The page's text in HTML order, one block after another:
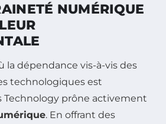
NUMÉRIQUE
la dépendance vis-à-vis des
technologiques est
Technology prône activement
. En offrant des